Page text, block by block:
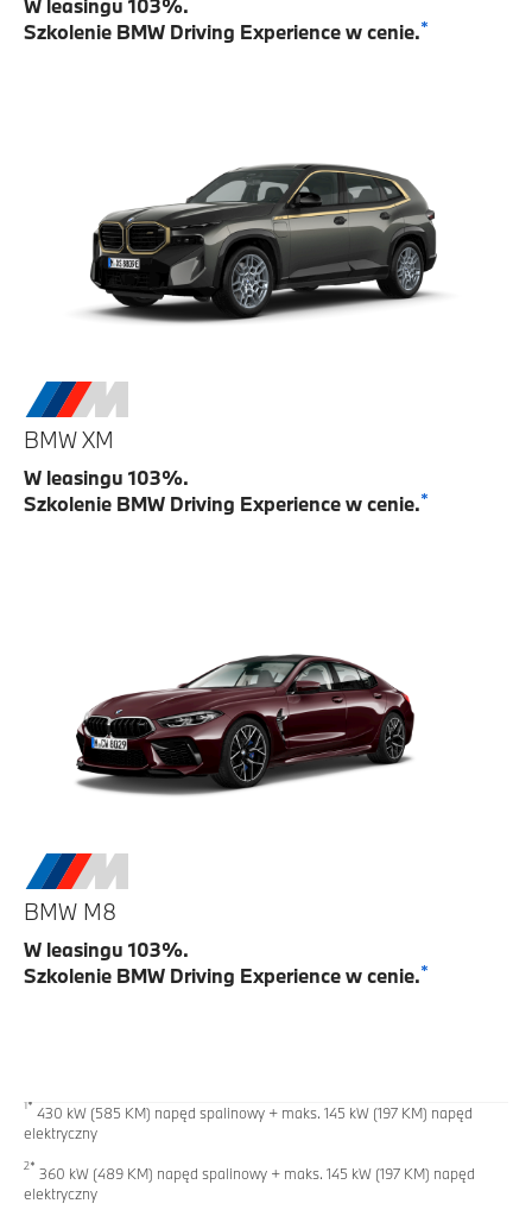
W leasingu 103%.
Szkolenie BMW Driving Experience w cenie.*
BMW XM
W leasingu 103%.
Szkolenie BMW Driving Experience w cenie.*
BMW M8
W leasingu 103%.
Szkolenie BMW Driving Experience w cenie.*
1* 430 kW (585 KM) napęd spalinowy + maks. 145 kW (197 KM) napęd
elektryczny
2* 360 kW (489 KM) napęd spalinowy + maks. 145 kW (197 KM) napęd
elektryczny